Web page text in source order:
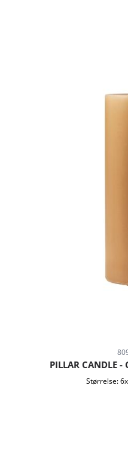
PILLAR CANDLE
Størrelse: